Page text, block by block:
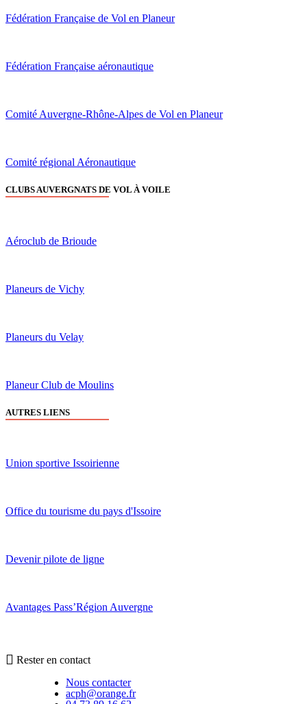
Fédération Française de Vol en Planeur
Fédération Française aéronautique
Comité Auvergne-Rhône-Alpes de Vol en Planeur
Comité régional Aéronautique
CLUBS AUVERGNATS DE VOL À VOILE
Aéroclub de Brioude
Planeurs de Vichy
Planeurs du Velay
Planeur Club de Moulins
AUTRES LIENS
Union sportive Issoirienne
Office du tourisme du pays d'Issoire
Devenir pilote de ligne
Avantages Pass’Région Auvergne
Rester en contact
Nous contacter
acph@orange.fr